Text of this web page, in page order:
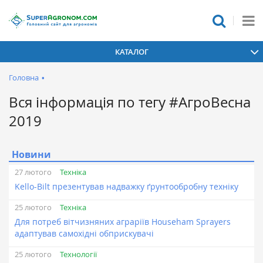
КАТАЛОГ
Головна •
Вся інформація по тегу #АгроВесна
2019
Новини
27 лютого Техніка
Kello-Bilt презентував надважку ґрунтообробну техніку
25 лютого Техніка
Для потреб вітчизняних аграріїв Househam Sprayers
адаптував самохідні обприскувачі
25 лютого Технології